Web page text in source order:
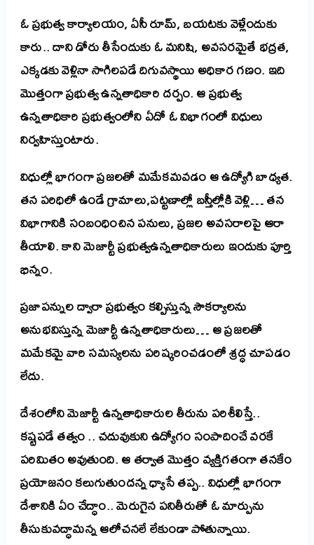
ఓ ప్రభుత్వ కార్యాలయం, ఏసీ రూమ్, బయటకు వెళ్లేందుకు
కారు.. దాని డోరు తీసేందుకు ఓ మనిషి, అవసరమైతే భద్రత,
ఎక్కడకు వెళ్లినా సాగిలపడే దిగువస్థాయి అధికార గణం. ఇది
మొత్తంగా ప్రభుత్వ ఉన్నతాధికారి దర్పం. ఆ ప్రభుత్వ
ఉన్నతాధికారి ప్రభుత్వంలోని ఏదో ఓ విభాగంలో విధులు
నిర్వహిస్తుంటారు.
విధుల్లో భాగంగా ప్రజలతో మమేకమవడం ఆ ఉద్యోగి బాధ్యత.
తన పరిధిలో ఉండే గ్రామాలు,పట్టణాల్లో బస్తీల్లోకి వెళ్లి… తన
విభాగానికి సంబంధించిన పనులు, ప్రజల అవసరాలపై ఆరా
తీయాలి. కాని మెజార్టీ ప్రభుత్వఉన్నతాధికారులు ఇందుకు పూర్తి
భిన్నం.
ప్రజాపన్నుల ద్వారా ప్రభుత్వం కల్పిస్తున్న సౌకర్యాలను
అనుభవిస్తున్న మెజార్టీ ఉన్నతాధికారులు… ఆ ప్రజలతో
మమేకమై వారి సమస్యలను పరిష్కరించడంలో శ్రద్ధ చూపడం
లేదు.
దేశంలోని మెజార్టీ ఉన్నతాధికారుల తీరును పరిశీలిస్తే..
కష్టపడే తత్వం .. చదువుకుని ఉద్యోగం సంపాదించే వరకే
పరిమితం అవుతుంది. ఆ తర్వాత మొత్తం వ్యక్తిగతంగా తనకేం
ప్రయోజనం కలుగుతుందన్న ధ్యాసే తప్ప.. విధుల్లో భాగంగా
దేశానికి ఏం చేద్ధాం.. మెరుగైన పనితీరుతో ఓ మార్పును
తీసుకువద్ధామన్న ఆలోచనలే లేకుండా పోతున్నాయి.